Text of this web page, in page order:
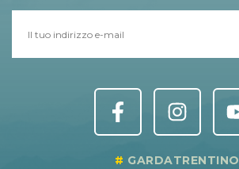
GARDATRENTINO